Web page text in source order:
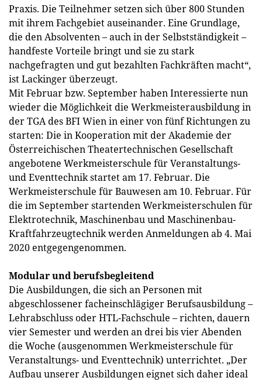
Praxis. Die Teilnehmer setzen sich über 800 Stunden
mit ihrem Fachgebiet auseinander. Eine Grundlage,
die den Absolventen – auch in der Selbstständigkeit –
handfeste Vorteile bringt und sie zu stark
nachgefragten und gut bezahlten Fachkräften macht“,
ist Lackinger überzeugt.
Mit Februar bzw. September haben Interessierte nun
wieder die Möglichkeit die Werkmeisterausbildung in
der TGA des BFI Wien in einer von fünf Richtungen zu
starten: Die in Kooperation mit der Akademie der
Österreichischen Theatertechnischen Gesellschaft
angebotene Werkmeisterschule für Veranstaltungs-
und Eventtechnik startet am 17. Februar. Die
Werkmeisterschule für Bauwesen am 10. Februar. Für
die im September startenden Werkmeisterschulen für
Elektrotechnik, Maschinenbau und Maschinenbau-
Kraftfahrzeugtechnik werden Anmeldungen ab 4. Mai
2020 entgegengenommen.
Modular und berufsbegleitend
Die Ausbildungen, die sich an Personen mit
abgeschlossener facheinschlägiger Berufsausbildung –
Lehrabschluss oder HTL-Fachschule – richten, dauern
vier Semester und werden an drei bis vier Abenden
die Woche (ausgenommen Werkmeisterschule für
Veranstaltungs- und Eventtechnik) unterrichtet. „Der
Aufbau unserer Ausbildungen eignet sich daher ideal